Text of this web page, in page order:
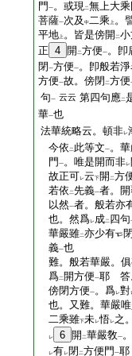
門 一。或現二無上大
菩薩一次及 中二乘 上 。
平地 上 。皆是傍開 二
正 4 開 二方便一。卽
閉 一方便一。卽般若
方便一故。傍閉 二方便
句一 云云 第四句應二
華一也
法華統略云。頓非レ
今依 二 此等文一。
門 一。唯是開而非レ
故正可レ云下開 二方
若依 二先義一者。
以然一者。般若亦
也。然爲レ成二 四句
華嚴雖二亦少有
義一也
難。般若華嚴。
爲二 開方便一耶 答
傍閉方便一。爲レ對
也。又難。華嚴
二乘雖下未レ悟レ之
レ 6 開 二華嚴敎一
レ有レ閉 二方便門 一